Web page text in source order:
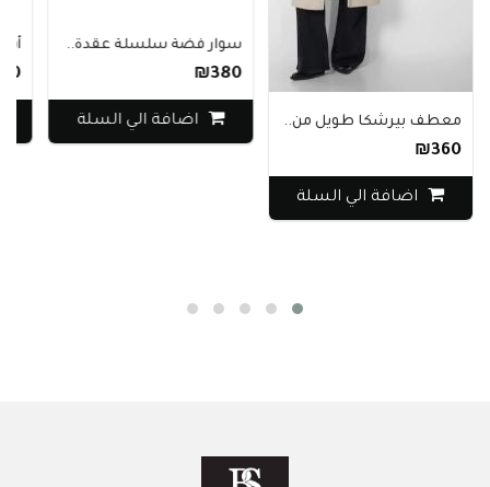
طويل من..
الي السلة
سوار فضة سلسلة عقدة..
₪380
اضافة الي السلة
أقراط